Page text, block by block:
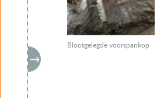
Blootgelegde voorspankop